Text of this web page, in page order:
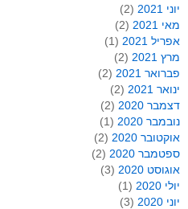
יוני 2021
(2)
מאי 2021
(2)
אפריל 2021
(1)
מרץ 2021
(2)
פברואר 2021
(2)
ינואר 2021
(2)
דצמבר 2020
(2)
נובמבר 2020
(1)
אוקטובר 2020
(2)
ספטמבר 2020
(2)
אוגוסט 2020
(3)
יולי 2020
(1)
יוני 2020
(3)